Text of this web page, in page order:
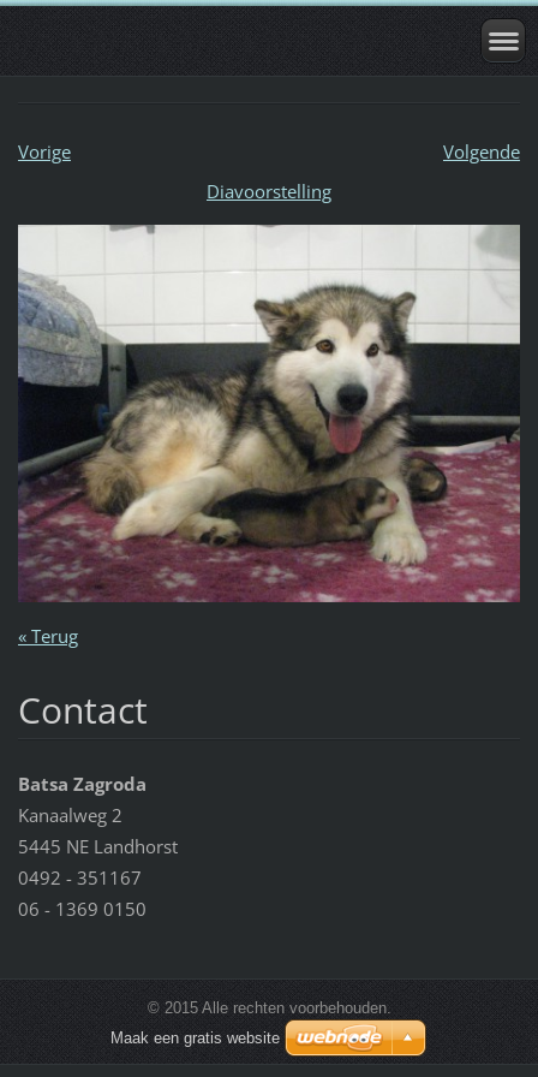
Vorige
Volgende
Diavoorstelling
« Terug
Contact
Batsa Zagroda
Kanaalweg 2
5445 NE Landhorst
0492 - 351167
06 - 1369 0150
© 2015 Alle rechten voorbehouden.
Maak een gratis website